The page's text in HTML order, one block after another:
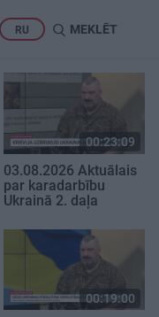
RU MEKLĒT
00:23:09
03.08.2026 Aktuālais
par karadarbību
Ukrainā 2. daļa
00:19:00